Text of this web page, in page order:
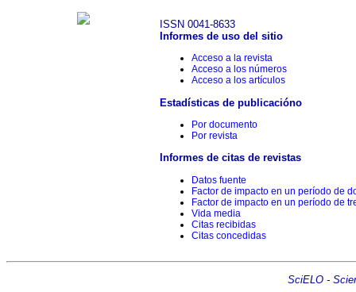
ISSN 0041-8633
Informes de uso del sitio
Acceso a la revista
Acceso a los números
Acceso a los artículos
Estadísticas de publicacióno
Por documento
Por revista
Informes de citas de revistas
Datos fuente
Factor de impacto en un período de
Factor de impacto en un período de
Vida media
Citas recibidas
Citas concedidas
SciELO -